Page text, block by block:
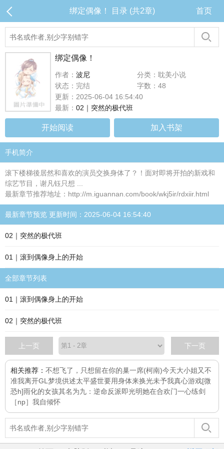
绑定偶像！ 目录 (共2章) 首页
绑定偶像！
作者： 波尼
分类：耽美小说
状态：完结
字数：48
更新：2025-06-04 16:54:40
最新： 02｜突然的极代班
开始阅读 加入书架
手机简介
滚下楼梯後居然和喜欢的演员交换身体了？！面对即将开拍的新戏和
综艺节目，谢凡钰只想 ...
最新章节推荐地址：http://m.iguannan.com/book/wkj5ir/rdxiir.html
最新章节预览 更新时间：2025-06-04 16:54:40
02｜突然的极代班
01｜滚到偶像身上的开始
全部章节列表
01｜滚到偶像身上的开始
02｜突然的极代班
上一页 下一页
相关推荐： 不想飞了，只想留在你的巢一席(柯南)今天大小姐又不
准我离开GL 梦境供述太平盛世要用身体来换光未予我真心游戏[微
恐h]雨化的女孩其名为九：逆命反派即光明她在合欢门一心练剑
［np］ 我自倾怀